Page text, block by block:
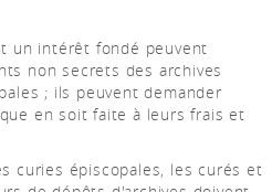
un intérêt fondé peuvent
non secrets des archives
; ils peuvent demander
en soit faite à leurs frais et
curies épiscopales, les curés et